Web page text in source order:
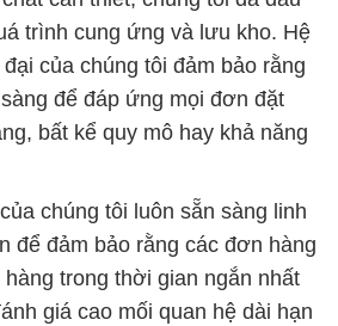
chúng tôi luôn sẵn sàng linh
để đảm bảo rằng các đơn hàng
trong thời gian ngắn nhất
giá cao mối quan hệ dài hạn
mình và cam kết tiếp tục nâng
vụ để đáp ứng sự phát triển và
nghiệp hóa chất.
Đắc Trường Phát: Đối Tác